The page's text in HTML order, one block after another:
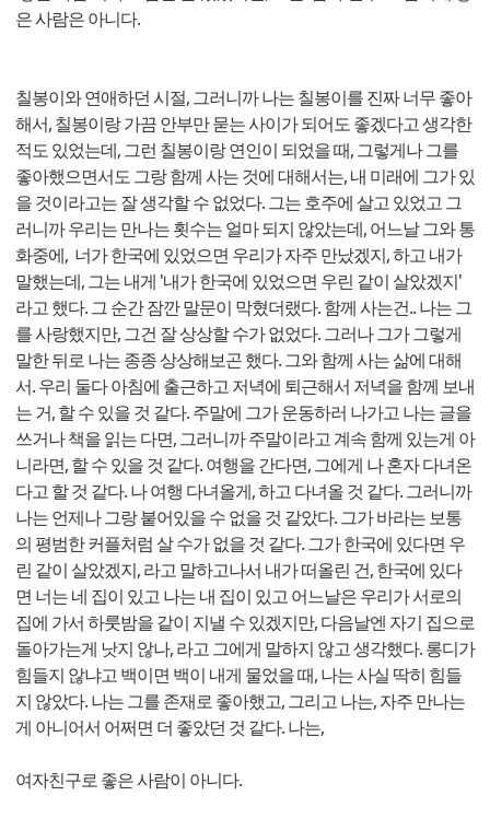
은 사람은 아니다.
칠봉이와 연애하던 시절, 그러니까 나는 칠봉이를 진짜 너무 좋아
해서, 칠봉이랑 가끔 안부만 묻는 사이가 되어도 좋겠다고 생각한
적도 있었는데, 그런 칠봉이랑 연인이 되었을 때, 그렇게나 그를
좋아했으면서도 그랑 함께 사는 것에 대해서는, 내 미래에 그가 있
을 것이라고는 잘 생각할 수 없었다. 그는 호주에 살고 있었고 그
러니까 우리는 만나는 횟수는 얼마 되지 않았는데, 어느날 그와 통
화중에, 너가 한국에 있었으면 우리가 자주 만났겠지, 하고 내가
말했는데, 그는 내게 '내가 한국에 있었으면 우린 같이 살았겠지'
라고 했다. 그 순간 잠깐 말문이 막혔더랬다. 함께 사는건.. 나는 그
를 사랑했지만, 그건 잘 상상할 수가 없었다. 그러나 그가 그렇게
말한 뒤로 나는 종종 상상해보곤 했다. 그와 함께 사는 삶에 대해
서. 우리 둘다 아침에 출근하고 저녁에 퇴근해서 저녁을 함께 보내
는 거, 할 수 있을 것 같다. 주말에 그가 운동하러 나가고 나는 글을
쓰거나 책을 읽는 다면, 그러니까 주말이라고 계속 함께 있는게 아
니라면, 할 수 있을 것 같다. 여행을 간다면, 그에게 나 혼자 다녀온
다고 할 것 같다. 나 여행 다녀올게, 하고 다녀올 것 같다. 그러니까
나는 언제나 그랑 붙어있을 수 없을 것 같았다. 그가 바라는 보통
의 평범한 커플처럼 살 수가 없을 것 같다. 그가 한국에 있다면 우
린 같이 살았겠지, 라고 말하고나서 내가 떠올린 건, 한국에 있다
면 너는 네 집이 있고 나는 내 집이 있고 어느날은 우리가 서로의
집에 가서 하룻밤을 같이 지낼 수 있겠지만, 다음날엔 자기 집으로
돌아가는게 낫지 않나, 라고 그에게 말하지 않고 생각했다. 롱디가
힘들지 않냐고 백이면 백이 내게 물었을 때, 나는 사실 딱히 힘들
지 않았다. 나는 그를 존재로 좋아했고, 그리고 나는, 자주 만나는
게 아니어서 어쩌면 더 좋았던 것 같다. 나는,
여자친구로 좋은 사람이 아니다.